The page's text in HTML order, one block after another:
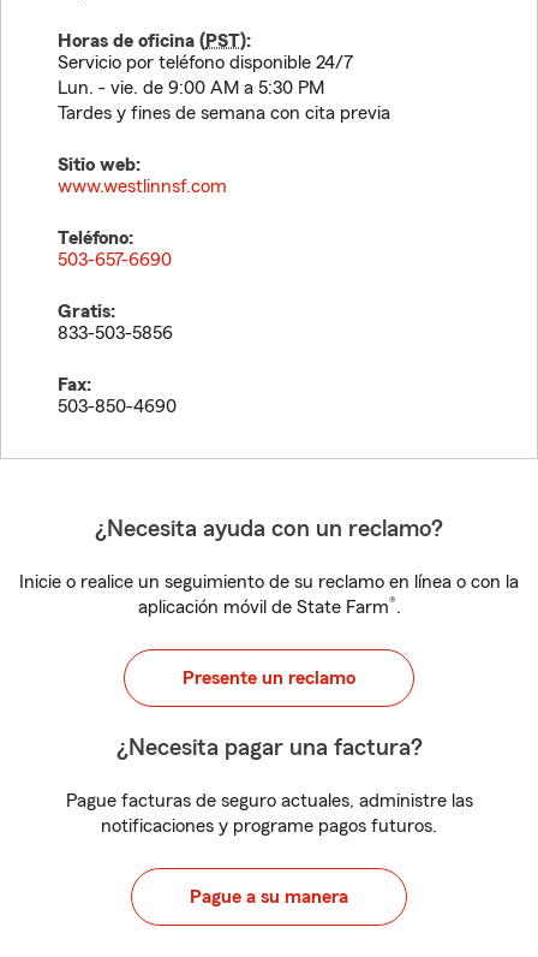
Horas de oficina (PST):
Servicio por teléfono disponible 24/7
Lun. - vie. de 9:00 AM a 5:30 PM
Tardes y fines de semana con cita previa
Sitio web:
www.westlinnsf.com
Teléfono:
503-657-6690
Gratis:
833-503-5856
Fax:
503-850-4690
¿Necesita ayuda con un reclamo?
Inicie o realice un seguimiento de su reclamo en línea o con la
aplicación móvil de State Farm®.
Presente un reclamo
¿Necesita pagar una factura?
Pague facturas de seguro actuales, administre las
notificaciones y programe pagos futuros.
Pague a su manera